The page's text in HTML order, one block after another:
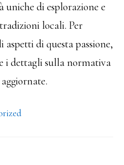
di esplorazione e
locali. Per
di questa passione,
i dettagli sulla normativa